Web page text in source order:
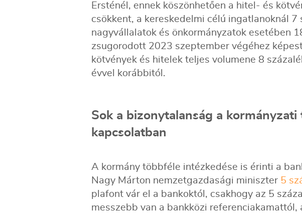
Ersténél, ennek köszönhetően a hitel- és
csökkent, a kereskedelmi célú ingatlanoknál 7
nagyvállalatok és önkormányzatok esetében
zsugorodott 2023 szeptember végéhez
kötvények és hitelek teljes volumene 8
évvel korábbitól.
Sok a bizonytalanság a kormányzati
kapcsolatban
A kormány többféle intézkedése is érinti a
Nagy Márton nemzetgazdasági miniszter 5
plafont vár el a bankoktól, csakhogy az 5
messzebb van a bankközi referenciakamattól,